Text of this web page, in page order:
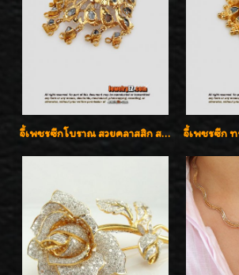
จี้เพชรซีกโบราณ สวยคลาสสิก สภาพสมบูรณ์สุดๆค่ะ